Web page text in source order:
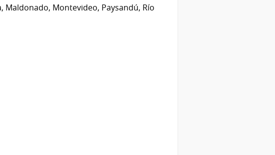
Maldonado, Montevideo, Paysandú, Río